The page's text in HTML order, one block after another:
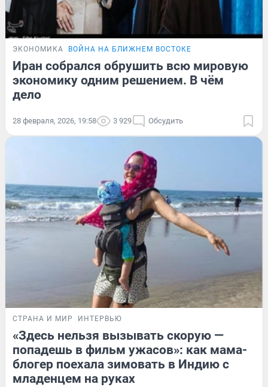
ЭКОНОМИКА ВОЙНА НА БЛИЖНЕМ ВОСТОКЕ
Иран собрался обрушить всю мировую
экономику одним решением. В чём
дело
28 февраля, 2026, 19:58 3 929 Обсудить
СТРАНА И МИР ИНТЕРВЬЮ
«Здесь нельзя вызывать скорую —
попадешь в фильм ужасов»: как мама-
блогер поехала зимовать в Индию с
младенцем на руках